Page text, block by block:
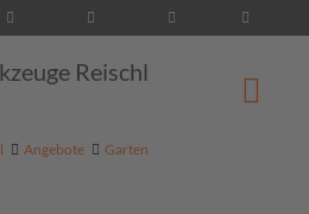
Angebote
Garten